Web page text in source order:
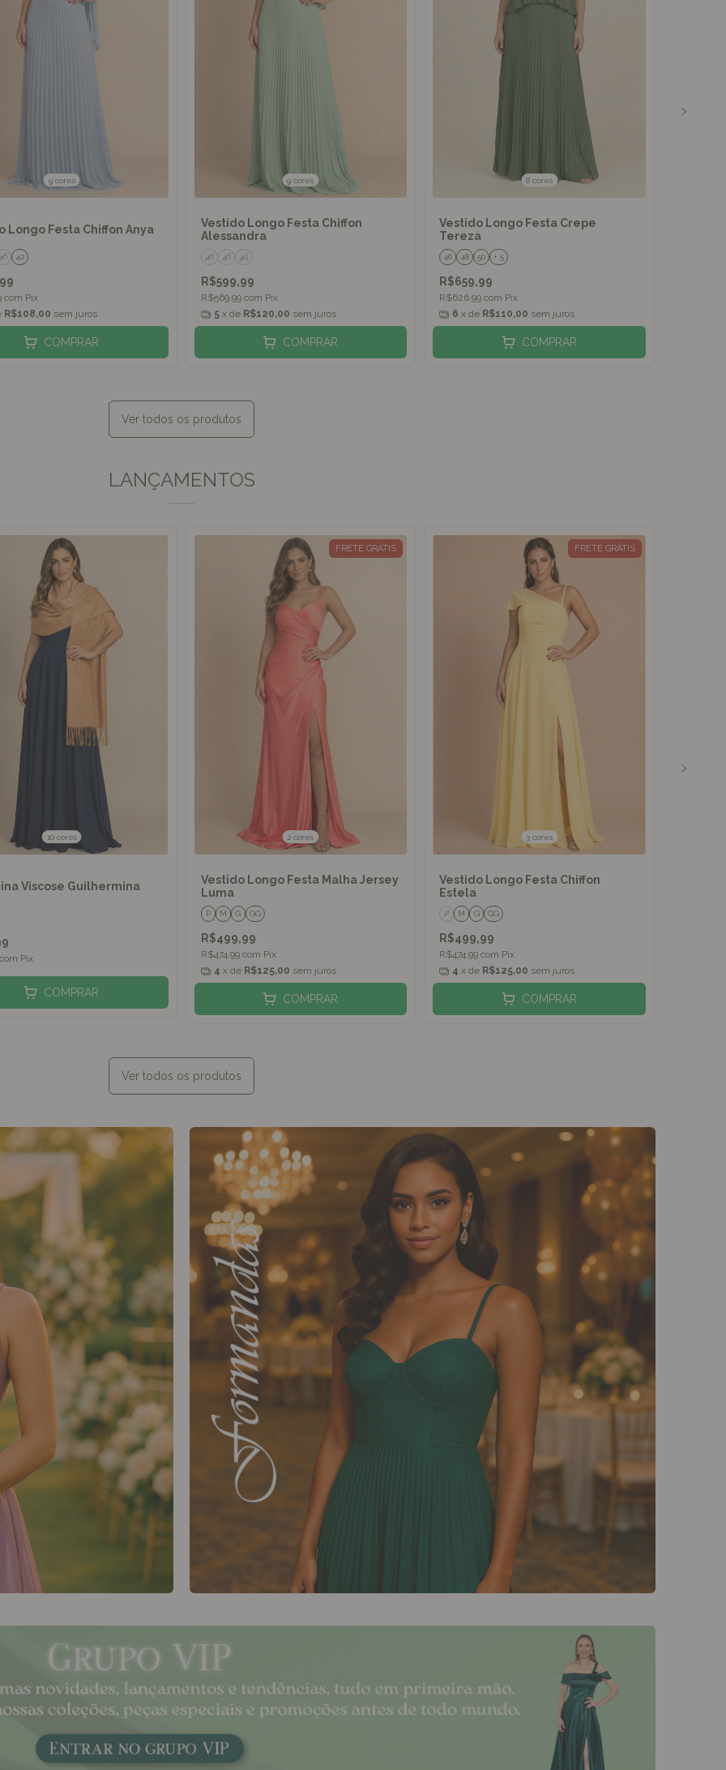
9 cores
Longo Festa Chiffon Anya
40 42
com Pix
R$108,00 sem juros
COMPRAR
9 cores
Vestido Longo Festa Chiffon
Alessandra
40 42 44
R$599,99
R$569,99 com Pix
5 x de R$120,00 sem juros
COMPRAR
8 cores
Vestido Longo Festa Crepe
Tereza
46 48 50 + 5
R$659,99
R$626,99com Pix
6 x de R$110,00 sem juros
COMPRAR
Ver todos os produtos
LANÇAMENTOS
10 cores
Viscose Guilhermina
com Pix
COMPRAR
FRETE GRÁTIS
2 cores
Vestido Longo Festa Malha Jersey
Luma
P M G GG
R$499,99
R$474,99 com Pix
4 x de R$125,00 sem juros
COMPRAR
FRETE GRÁTIS
3 cores
Vestido Longo Festa Chiffon
Estela
P M G GG
R$499,99
R$474,99com Pix
4 x de R$125,00 sem juros
COMPRAR
Ver todos os produtos